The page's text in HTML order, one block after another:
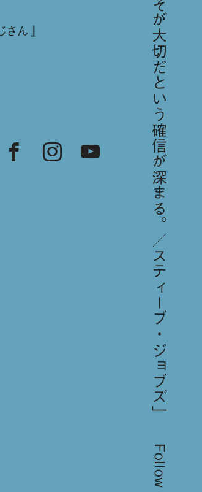
Follow us
ん』